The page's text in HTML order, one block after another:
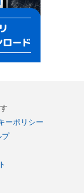
ーポリシー
プ